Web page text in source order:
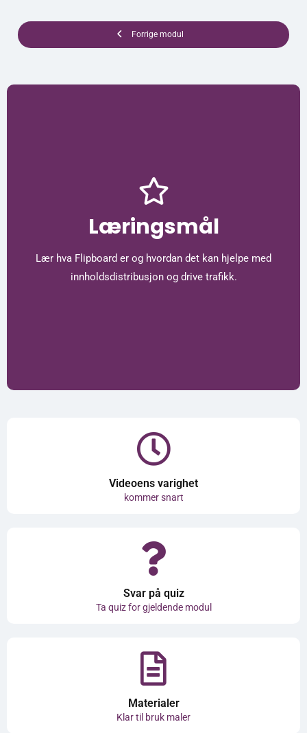
Forrige modul
Læringsmål
Lær hva Flipboard er og hvordan det kan hjelpe med
innholdsdistribusjon og drive trafikk.
Videoens varighet
kommer snart
Svar på quiz
Ta quiz for gjeldende modul
Materialer
Klar til bruk maler